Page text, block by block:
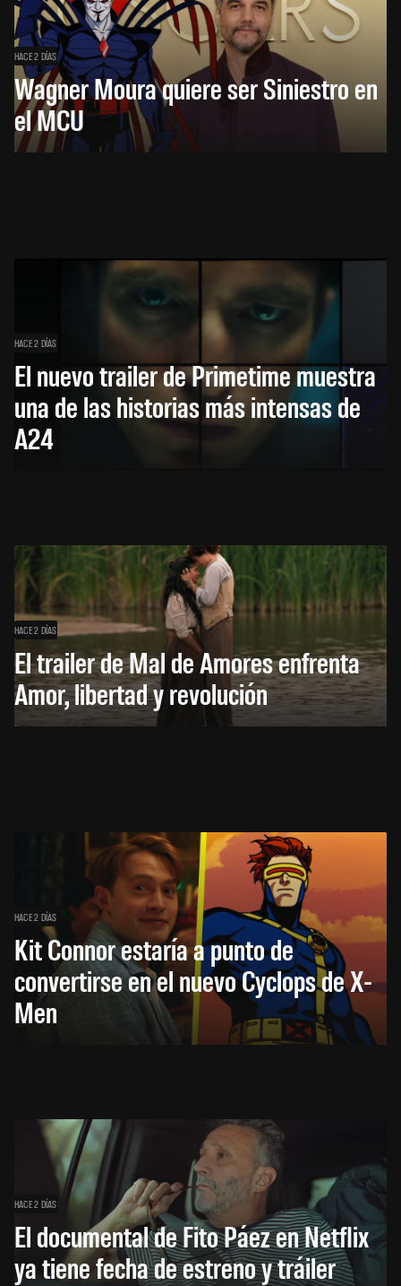
HACE 2 DÍAS
Wagner Moura quiere ser Siniestro en
el MCU
HACE 2 DÍAS
El nuevo trailer de Primetime muestra
una de las historias más intensas de
A24
HACE 2 DÍAS
El trailer de Mal de Amores enfrenta
Amor, libertad y revolución
HACE 2 DÍAS
Kit Connor estaría a punto de
convertirse en el nuevo Cyclops de X-
Men
HACE 2 DÍAS
El documental de Fito Páez en Netflix
ya tiene fecha de estreno y tráiler